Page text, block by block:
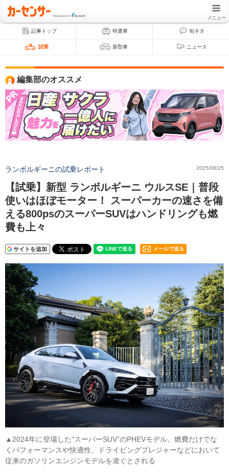
メニュー
記事トップ 特選車 旬ネタ
試乗 新型車 ニュース
編集部のオススメ
ランボルギーニの試乗レポート 2025/08/25
【試乗】新型 ランボルギーニ ウルスSE｜普段
使いはほぼモーター！ スーパーカーの速さを備
える800psのスーパーSUVはハンドリングも燃
費も上々
サイトを追加 メールで送る
▲2024年に登場した“スーパーSUV”のPHEVモデル。燃費だけでな
くパフォーマンスや快適性、ドライビングプレジャーなどにおいて
従来のガソリンエンジンモデルを凌ぐとされる